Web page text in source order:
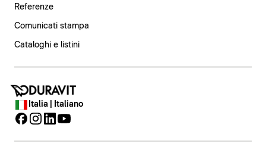
Referenze
Comunicati stampa
Cataloghi e listini
Italia | Italiano